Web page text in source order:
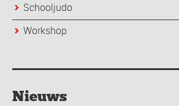
Schooljudo
Workshop
Nieuws